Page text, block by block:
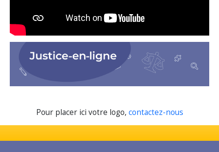
Pour placer ici votre logo, contactez-nous